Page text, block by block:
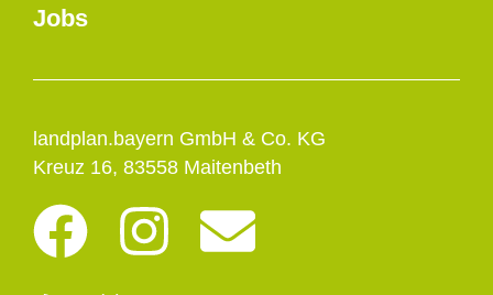
landplan.bayern GmbH & Co. KG
Kreuz 16, 83558 Maitenbeth
F
I
E
Jobs